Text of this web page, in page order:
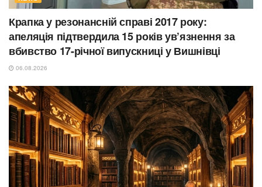
Крапка у резонансній справі 2017 року:
апеляція підтвердила 15 років ув’язнення за
вбивство 17-річної випускниці у Вишнівці
06.08.2026